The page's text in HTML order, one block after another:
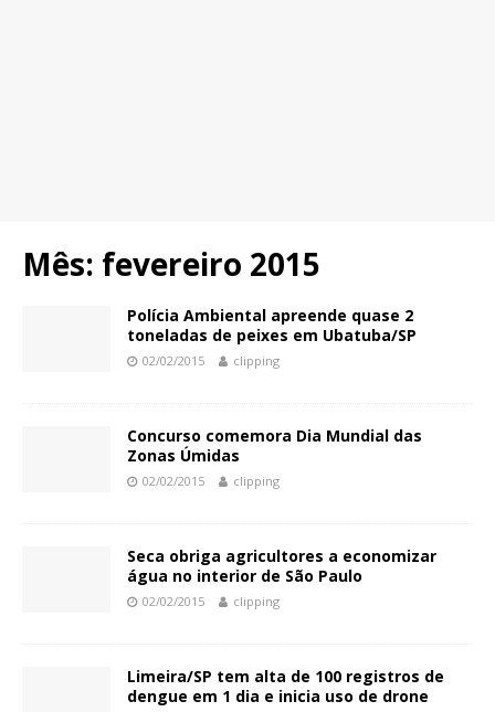
Mês: fevereiro 2015
Polícia Ambiental apreende quase 2
toneladas de peixes em Ubatuba/SP
02/02/2015 clipping
Concurso comemora Dia Mundial das
Zonas Úmidas
02/02/2015 clipping
Seca obriga agricultores a economizar
água no interior de São Paulo
02/02/2015 clipping
Limeira/SP tem alta de 100 registros de
dengue em 1 dia e inicia uso de drone